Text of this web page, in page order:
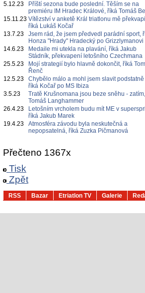
5.12.23
Příští sezona bude poslední. Těším se na
premiéru IM Hradec Králové, říká Tomáš
15.11.23 Vítězství v anketě Král triatlonu mě
říká Lukáš Kočař
13.7.23
Jsem rád, že jsem předvedl parádní sport,
Honza "Hrady" Hradecký po Grizzlymanovi
14.6.23
Medaile mi utekla na plavání, říká Jakub
Stádník, překvapení letošního Czechmana
25.5.23
Mojí strategií bylo hlavně dokončit, říká
Řenč
12.5.23
Chybělo málo a mohl jsem slavit podstatně
říká Kočař po MS Ibiza
3.5.23
Tratě Krušnomana jsou beze sněhu -
Tomáš Langhammer
26.4.23
Letošním vrcholem budu mít ME v
říká Jakub Marek
19.4.23
Atmosféra závodu byla neskutečná a
nepopsatelná, říká Zuzka Pičmanová
Přečteno 1367x
Tisk
Zpět
RSS Bazar Etriatlon TV Galerie